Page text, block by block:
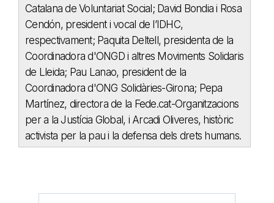
Catalana de Voluntariat Social; David Bondia i Rosa
Cendón, president i vocal de l’IDHC,
respectivament; Paquita Deltell, presidenta de la
Coordinadora d'ONGD i altres Moviments Solidaris
de Lleida; Pau Lanao, president de la
Coordinadora d'ONG Solidàries-Girona; Pepa
Martínez, directora de la Fede.cat-Organitzacions
per a la Justícia Global, i Arcadi Oliveres, històric
activista per la pau i la defensa dels drets humans.